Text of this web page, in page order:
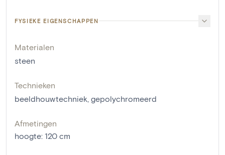
FYSIEKE EIGENSCHAPPEN
Materialen
steen
Technieken
beeldhouwtechniek, gepolychromeerd
Afmetingen
hoogte: 120 cm